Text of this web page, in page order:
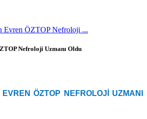
Evren ÖZTOP Nefroloji ...
Nefroloji Uzmanı Oldu
ÖZTOP NEFROLOJİ UZMANI